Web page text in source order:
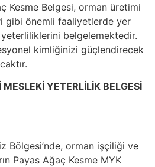
Kesme Belgesi, orman üretimi
gibi önemli faaliyetlerde yer
belgelemektedir.
kimliğinizi güçlendirecek
YETERLİLİK BELGESİ
Bölgesi’nde, orman işçiliği ve
Payas Ağaç Kesme MYK